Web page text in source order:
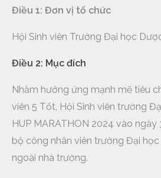
Điều 1: Đơn vị tổ chức
Hội Sinh viên Trường Đại học
Điều 2: Mục đích
Nhằm hưởng ứng mạnh mẽ tiêu
viên 5 Tốt, Hội Sinh viên trường
HUP MARATHON 2024 vào
bộ công nhân viên trường Đại
ngoài nhà trường.